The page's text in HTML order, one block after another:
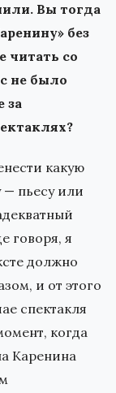
Вы тогда
без
читать со
не было
за
какую
— пьесу или
говоря, я
должно
и от этого
спектакля
когда
Каренина